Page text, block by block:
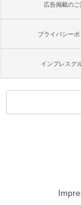
広告掲載のご
プライバシーポ
インプレスグ